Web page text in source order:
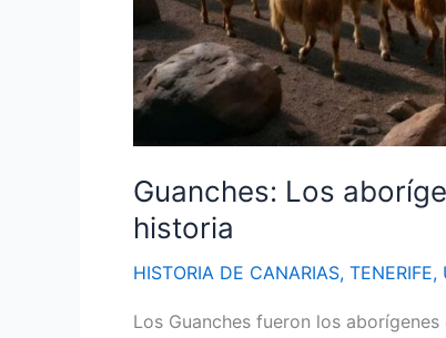
Guanches: Los
historia
HISTORIA DE CANARIAS, TENERIFE,
Los Guanches fueron los